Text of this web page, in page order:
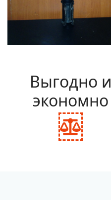
Выгодно и
экономно
fas